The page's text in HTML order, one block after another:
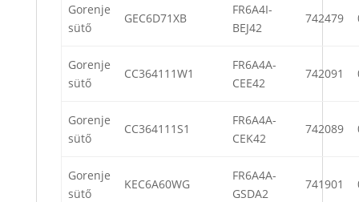
Gorenje
sütő
GEC6D71XB
FR6A4I-
BEJ42
742479
Gorenje
sütő
CC364111W1
FR6A4A-
CEE42
742091
Gorenje
sütő
CC364111S1
FR6A4A-
CEK42
742089
Gorenje
sütő
KEC6A60WG
FR6A4A-
GSDA2
741901